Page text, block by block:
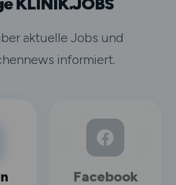
aktuelle Jobs und
informiert.
Facebook